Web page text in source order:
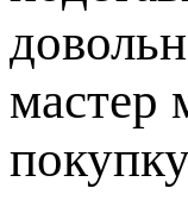
мастер